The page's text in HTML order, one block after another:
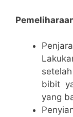
bibit
yang